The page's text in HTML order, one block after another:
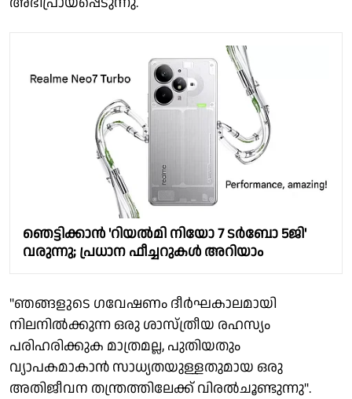
ഞെട്ടിക്കാൻ 'റിയൽമി നിയോ 7 ടർബോ 5ജി'
വരുന്നു; പ്രധാന ഫീച്ചറുകൾ അറിയാം
"ഞങ്ങളുടെ ഗവേഷണം ദീർഘകാലമായി
നിലനിൽക്കുന്ന ഒരു ശാസ്ത്രീയ രഹസ്യം
പരിഹരിക്കുക മാത്രമല്ല, പുതിയതും
വ്യാപകമാകാൻ സാധ്യതയുള്ളതുമായ ഒരു
അതിജീവന തന്ത്രത്തിലേക്ക് വിരൽചൂണ്ടുന്നു".